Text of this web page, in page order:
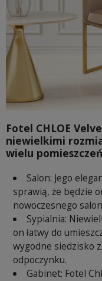
Fotel CHLOE
niewielkimi
wielu
Salon: Jego
sprawią, że będzie
nowoczesnego
Sypialnia:
on łatwy do
wygodne siedzisko
odpoczynku.
Gabinet: Fotel